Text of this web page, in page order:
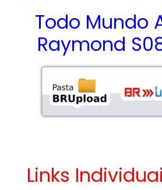
Todo Mundo
Raymond
Links